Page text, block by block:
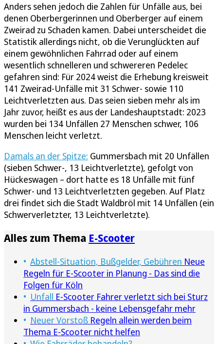
Anders sehen jedoch die Zahlen für Unfälle aus, bei
denen Oberbergerinnen und Oberberger auf einem
Zweirad zu Schaden kamen. Dabei unterscheidet die
Statistik allerdings nicht, ob die Verunglückten auf
einem gewöhnlichen Fahrrad oder auf einem
wesentlich schnelleren und schwereren Pedelec
gefahren sind: Für 2024 weist die Erhebung kreisweit
141 Zweirad-Unfälle mit 31 Schwer- sowie 110
Leichtverletzten aus. Das seien sieben mehr als im
Jahr zuvor, heißt es aus der Landeshauptstadt: 2023
wurden bei 134 Unfällen 27 Menschen schwer, 106
Menschen leicht verletzt.
Damals an der Spitze: Gummersbach mit 20 Unfällen
(sieben Schwer-, 13 Leichtverletzte), gefolgt von
Hückeswagen – dort hatte es 18 Unfälle mit fünf
Schwer- und 13 Leichtverletzten gegeben. Auf Platz
drei findet sich die Stadt Waldbröl mit 14 Unfällen (ein
Schwerverletzter, 13 Leichtverletzte).
Alles zum Thema E-Scooter
Abstell-Situation, Bußgelder, Gebühren Neue
Regeln für E-Scooter in Planung - Das sind die
Folgen für Köln
Unfall E-Scooter Fahrer verletzt sich bei Sturz
in Gummersbach - keine Lebensgefahr mehr
Neuer Vorstoß Regeln allein werden beim
Thema E-Scooter nicht helfen